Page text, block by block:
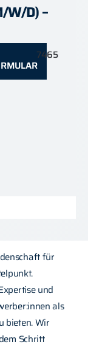
W/D) –
7465
für
und
als
bieten. Wir
Schritt